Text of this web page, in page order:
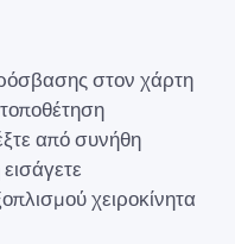
στον χάρτη
από συνήθη
χειροκίνητα